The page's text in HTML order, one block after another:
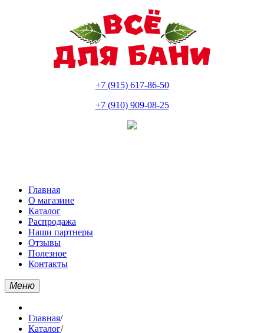
+7 (915) 617-86-50
+7 (910) 909-08-25
Главная
О магазине
Каталог
Распродажа
Наши партнеры
Отзывы
Полезное
Контакты
Меню
Главная/
Каталог/